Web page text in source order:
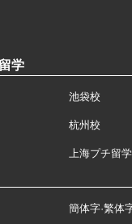
学
池袋校
杭州校
上海プチ留学
簡体字·繁体